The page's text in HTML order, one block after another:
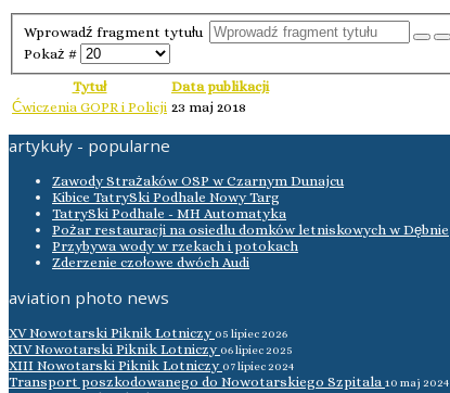
Wprowadź fragment tytułu
Pokaż #
Tytuł
Data publikacji
Ćwiczenia GOPR i Policji 23 maj 2018
artykuły - popularne
Zawody Strażaków OSP w Czarnym Dunajcu
Kibice TatrySki Podhale Nowy Targ
TatrySki Podhale - MH Automatyka
Pożar restauracji na osiedlu domków letniskowych w Dębnie
Przybywa wody w rzekach i potokach
Zderzenie czołowe dwóch Audi
aviation photo news
XV Nowotarski Piknik Lotniczy 05 lipiec 2026
XIV Nowotarski Piknik Lotniczy 06 lipiec 2025
XIII Nowotarski Piknik Lotniczy 07 lipiec 2024
Transport poszkodowanego do Nowotarskiego Szpitala 10 maj 2024